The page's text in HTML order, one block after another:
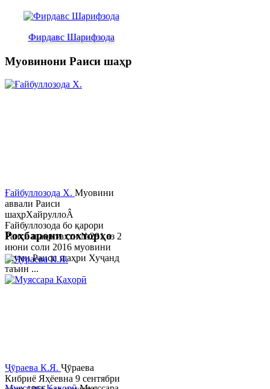
Фирдавс Шарифзода
Муовинони Раиси шаҳр
Ғайбуллозода Х. Муовини
аввали Раиси
шаҳрХайруллоÂ
Ғайбуллозода бо қарори
Раиси шаҳр таҳти №281 аз 2
июни соли 2016 муовини
якуми Раиси шаҳри Хуҷанд
таъин ...
Роҳбарони сохторҳо
Ҷӯраева К.Я. Ҷӯраева
Кибриё Яҳёевна 9 сентябри